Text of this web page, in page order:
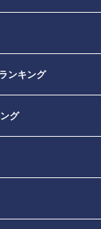
ンキング
グ